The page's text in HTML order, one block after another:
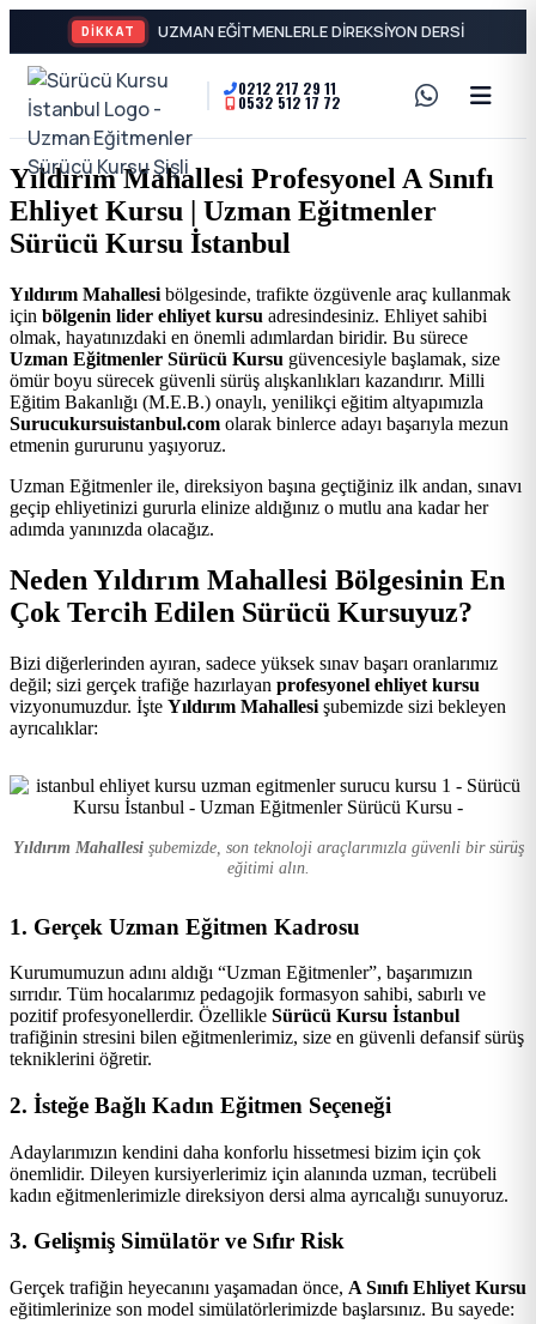
DİKKAT
Sürücü
Kursu
İstanbul
-
Şişli
En
İyi
Ehliyet
Kursu
A2
Motor
Ehliyeti
ve
Özel
Direksiyon
Dersi
0212 217 29 11
0532 512 17 72
Yıldırım Mahallesi Profesyonel A Sınıfı
Ehliyet Kursu | Uzman Eğitmenler
Sürücü Kursu İstanbul
Yıldırım Mahallesi bölgesinde, trafikte özgüvenle araç kullanmak
için bölgenin lider ehliyet kursu adresindesiniz. Ehliyet sahibi
olmak, hayatınızdaki en önemli adımlardan biridir. Bu sürece
Uzman Eğitmenler Sürücü Kursu güvencesiyle başlamak, size
ömür boyu sürecek güvenli sürüş alışkanlıkları kazandırır. Milli
Eğitim Bakanlığı (M.E.B.) onaylı, yenilikçi eğitim altyapımızla
Surucukursuistanbul.com olarak binlerce adayı başarıyla mezun
etmenin gururunu yaşıyoruz.
Uzman Eğitmenler ile, direksiyon başına geçtiğiniz ilk andan, sınavı
geçip ehliyetinizi gururla elinize aldığınız o mutlu ana kadar her
adımda yanınızda olacağız.
Neden Yıldırım Mahallesi Bölgesinin En
Çok Tercih Edilen Sürücü Kursuyuz?
Bizi diğerlerinden ayıran, sadece yüksek sınav başarı oranlarımız
değil; sizi gerçek trafiğe hazırlayan profesyonel ehliyet kursu
vizyonumuzdur. İşte Yıldırım Mahallesi şubemizde sizi bekleyen
ayrıcalıklar:
Yıldırım Mahallesişubemizde, son teknoloji araçlarımızla güvenli bir sürüş
eğitimi alın.
1. Gerçek Uzman Eğitmen Kadrosu
Kurumumuzun adını aldığı “Uzman Eğitmenler”, başarımızın
sırrıdır. Tüm hocalarımız pedagojik formasyon sahibi, sabırlı ve
pozitif profesyonellerdir. Özellikle Sürücü Kursu İstanbul
trafiğinin stresini bilen eğitmenlerimiz, size en güvenli defansif sürüş
tekniklerini öğretir.
2. İsteğe Bağlı Kadın Eğitmen Seçeneği
Adaylarımızın kendini daha konforlu hissetmesi bizim için çok
önemlidir. Dileyen kursiyerlerimiz için alanında uzman, tecrübeli
kadın eğitmenlerimizle direksiyon dersi alma ayrıcalığı sunuyoruz.
3. Gelişmiş Simülatör ve Sıfır Risk
Gerçek trafiğin heyecanını yaşamadan önce, A Sınıfı Ehliyet Kursu
eğitimlerinize son model simülatörlerimizde başlarsınız. Bu sayede: